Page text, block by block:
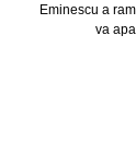
Eminescu a
va